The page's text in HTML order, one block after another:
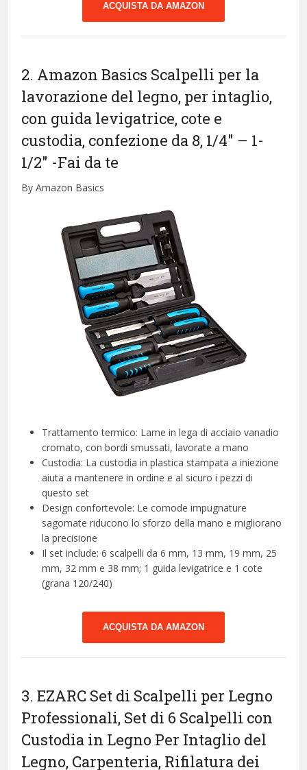
ACQUISTA DA AMAZON
2. Amazon Basics Scalpelli per la
lavorazione del legno, per intaglio,
con guida levigatrice, cote e
custodia, confezione da 8, 1/4″ – 1-
1/2″ -Fai da te
By Amazon Basics
Trattamento termico: Lame in lega di acciaio vanadio
cromato, con bordi smussati, lavorate a mano
Custodia: La custodia in plastica stampata a iniezione
aiuta a mantenere in ordine e al sicuro i pezzi di
questo set
Design confortevole: Le comode impugnature
sagomate riducono lo sforzo della mano e migliorano
la precisione
Il set include: 6 scalpelli da 6 mm, 13 mm, 19 mm, 25
mm, 32 mm e 38 mm; 1 guida levigatrice e 1 cote
(grana 120/240)
ACQUISTA DA AMAZON
3. EZARC Set di Scalpelli per Legno
Professionali, Set di 6 Scalpelli con
Custodia in Legno Per Intaglio del
Legno, Carpenteria, Rifilatura dei